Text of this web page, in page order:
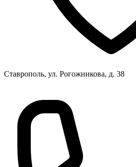
Ставрополь, ул. Рогожникова, д. 38